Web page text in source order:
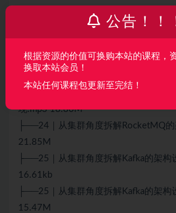
├──23｜从集群角度拆解RabbitMQ的
├──24｜从集群角度拆解RocketMQ的
现.mp3 18.80M
├──24｜从集群角度拆解RocketMQ
21.85M
├──25｜从集群角度拆解Kafka的架构
16.61kb
├──25｜从集群角度拆解Kafka的架构
15.47M
公告！！
根据资源的价值可换购本站的课程，
换取本站会员！
本站任何课程包更新至完结！